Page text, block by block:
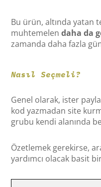
Bu ürün, altında yatan
muhtemelendaha da
zamanda daha fazla
Nasıl Seçmeli?
Genel olarak, ister
kod yazmadan site
grubu kendi alanında
Özetlemek gerekirse,
yardımcı olacak basit